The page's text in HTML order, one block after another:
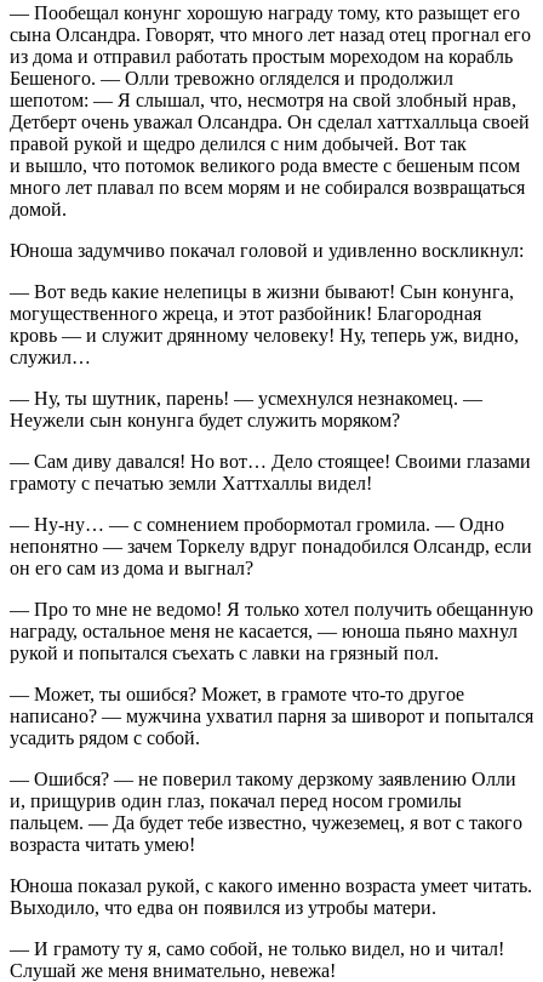
— Пообещал конунг хорошую награду тому, кто разыщет его
сына Олсандра. Говорят, что много лет назад отец прогнал его
из дома и отправил работать простым мореходом на корабль
Бешеного. — Олли тревожно огляделся и продолжил
шепотом: — Я слышал, что, несмотря на свой злобный нрав,
Детберт очень уважал Олсандра. Он сделал хаттхалльца своей
правой рукой и щедро делился с ним добычей. Вот так
и вышло, что потомок великого рода вместе с бешеным псом
много лет плавал по всем морям и не собирался возвращаться
домой.
Юноша задумчиво покачал головой и удивленно воскликнул:
— Вот ведь какие нелепицы в жизни бывают! Сын конунга,
могущественного жреца, и этот разбойник! Благородная
кровь — и служит дрянному человеку! Ну, теперь уж, видно,
служил…
— Ну, ты шутник, парень! — усмехнулся незнакомец. —
Неужели сын конунга будет служить моряком?
— Сам диву давался! Но вот… Дело стоящее! Своими глазами
грамоту с печатью земли Хаттхаллы видел!
— Ну-ну… — с сомнением пробормотал громила. — Одно
непонятно — зачем Торкелу вдруг понадобился Олсандр, если
он его сам из дома и выгнал?
— Про то мне не ведомо! Я только хотел получить обещанную
награду, остальное меня не касается, — юноша пьяно махнул
рукой и попытался съехать с лавки на грязный пол.
— Может, ты ошибся? Может, в грамоте что-то другое
написано? — мужчина ухватил парня за шиворот и попытался
усадить рядом с собой.
— Ошибся? — не поверил такому дерзкому заявлению Олли
и, прищурив один глаз, покачал перед носом громилы
пальцем. — Да будет тебе известно, чужеземец, я вот с такого
возраста читать умею!
Юноша показал рукой, с какого именно возраста умеет читать.
Выходило, что едва он появился из утробы матери.
— И грамоту ту я, само собой, не только видел, но и читал!
Слушай же меня внимательно, невежа!